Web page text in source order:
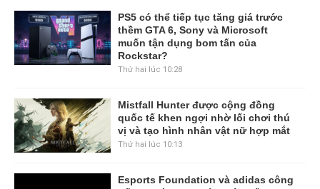
PS5 có thể tiếp tục tăng giá trước
thềm GTA 6, Sony và Microsoft
muốn tận dụng bom tấn của
Rockstar?
Thứ hai lúc 10:28
Mistfall Hunter được cộng đồng
quốc tế khen ngợi nhờ lối chơi thú
vị và tạo hình nhân vật nữ hợp mắt
Thứ hai lúc 10:13
Esports Foundation và adidas công